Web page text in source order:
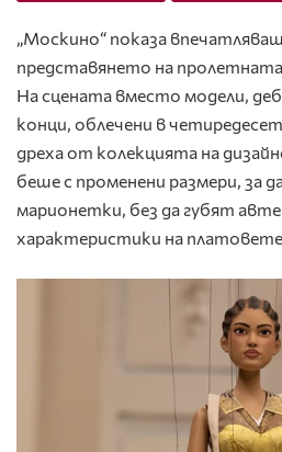
„Москино“ показа
представянето на пролетната
На сцената вместо модели,
конци, облечени в
дреха от колекцията на
беше с променени размери, за
марионетки, без да губят
характеристики на